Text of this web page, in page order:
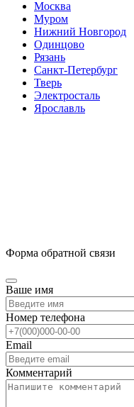
Москва
Муром
Нижний Новгород
Одинцово
Рязань
Санкт-Петербург
Тверь
Электросталь
Ярославль
Форма обратной связи
Ваше имя
Номер телефона
Email
Комментарий